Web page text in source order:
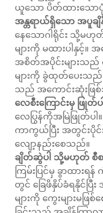
ယူသော ပိတ်ထားသော
အန္တရာယ်ရှိသော အပူချိ
နေသောဂါရိုင်း သို့မ
များကို မထားပါနှင့်။
အစိတ်အပိုင်းများ
များကို ခွဲထုတ်ပေးသ
သည် အကောင်းဆုံးဖြ
လေစီးကြောင်းမှ ဖြုတ်ပါ
လေပြွန်ကိုအမြဲဖြုတ်ပါ
ကာကွယ်ပြီး အတွင်းပိုင်
လျော့နည်းစေသည်။
ချိတ်ဆွဲပါ သို့မဟုတ် စီစ
ကြမ်းပြင်မှ ခွာထား
တွင် ခြေဖိနှိပ်ခံရနိုင်ပြီ
များကို ကွေးများမ